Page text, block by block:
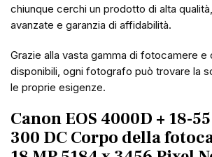
chiunque cerchi un prodotto di alta
avanzate e garanzia di affidabilità.
Grazie alla vasta gamma di fotocamere e
disponibili, ogni fotografo può trovare la
le proprie esigenze.
Canon EOS 4000D + 18-
300 DC Corpo della